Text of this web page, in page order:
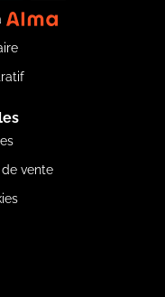
vente